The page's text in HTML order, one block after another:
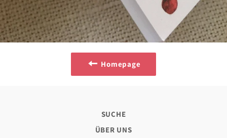
Homepage
SUCHE
ÜBER UNS